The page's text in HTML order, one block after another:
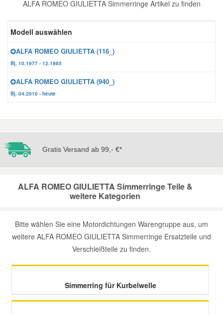
ALFA ROMEO GIULIETTA Simmerringe Artikel zu finden
Modell auswählen
ALFA ROMEO GIULIETTA (116_)
Bj. 10.1977 - 12.1985
ALFA ROMEO GIULIETTA (940_)
Bj. 04.2010 - heute
Gratis Versand ab 99,- €*
ALFA ROMEO GIULIETTA Simmerringe Teile &
weitere Kategorien
Bitte wählen Sie eine Motordichtungen Warengruppe aus, um
weitere ALFA ROMEO GIULIETTA Simmerringe Ersatzteile und
Verschleißteile zu finden.
Simmerring für Kurbelwelle
Zündanlage und Glühanlage
Jeep Ersatzteile
Kia Ersatzteile
Mazda Ersatzteile
Mini Ersatzteile